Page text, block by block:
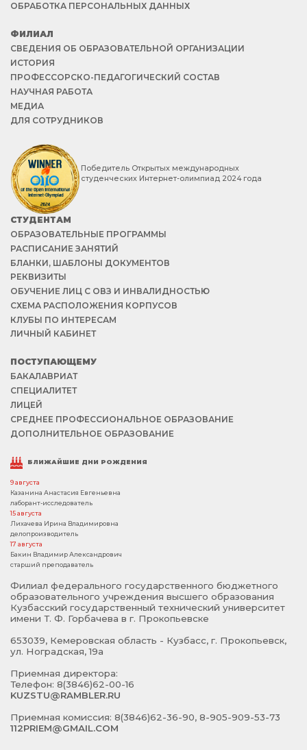
ОБРАБОТКА ПЕРСОНАЛЬНЫХ ДАННЫХ
ФИЛИАЛ
СВЕДЕНИЯ ОБ ОБРАЗОВАТЕЛЬНОЙ ОРГАНИЗАЦИИ
ИСТОРИЯ
ПРОФЕССОРСКО-ПЕДАГОГИЧЕСКИЙ СОСТАВ
НАУЧНАЯ РАБОТА
МЕДИА
ДЛЯ СОТРУДНИКОВ
Победитель Открытых международных
студенческих Интернет-олимпиад 2024 года
СТУДЕНТАМ
ОБРАЗОВАТЕЛЬНЫЕ ПРОГРАММЫ
РАСПИСАНИЕ ЗАНЯТИЙ
БЛАНКИ, ШАБЛОНЫ ДОКУМЕНТОВ
РЕКВИЗИТЫ
ОБУЧЕНИЕ ЛИЦ С ОВЗ И ИНВАЛИДНОСТЬЮ
СХЕМА РАСПОЛОЖЕНИЯ КОРПУСОВ
КЛУБЫ ПО ИНТЕРЕСАМ
ЛИЧНЫЙ КАБИНЕТ
ПОСТУПАЮЩЕМУ
БАКАЛАВРИАТ
СПЕЦИАЛИТЕТ
ЛИЦЕЙ
СРЕДНЕЕ ПРОФЕССИОНАЛЬНОЕ ОБРАЗОВАНИЕ
ДОПОЛНИТЕЛЬНОЕ ОБРАЗОВАНИЕ
БЛИЖАЙШИЕ ДНИ РОЖДЕНИЯ
9 августа
Казанина Анастасия Евгеньевна
лаборант-исследователь
15 августа
Лихачева Ирина Владимировна
делопроизводитель
17 августа
Бакин Владимир Александрович
старший преподаватель
Филиал федерального государственного бюджетного
образовательного учреждения высшего образования
Кузбасский государственный технический университет
имени Т. Ф. Горбачева в г. Прокопьевске
653039, Кемеровская область - Кузбасс, г. Прокопьевск,
ул. Ноградская, 19а
Приемная директора:
Телефон: 8(3846)62-00-16
KUZSTU@RAMBLER.RU
Приемная комиссия: 8(3846)62-36-90, 8-905-909-53-73
112PRIEM@GMAIL.COM